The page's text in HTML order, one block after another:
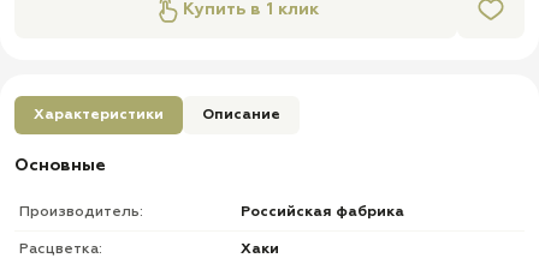
Купить в 1 клик
Характеристики Описание
Основные
Производитель: Российская фабрика
Расцветка: Хаки